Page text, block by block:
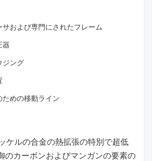
サおよび専門にされたフレーム
器
ジング
めの移動ライン
ケルの合金の熱拡張の特別で超低
のカーボンおよびマンガンの要素の